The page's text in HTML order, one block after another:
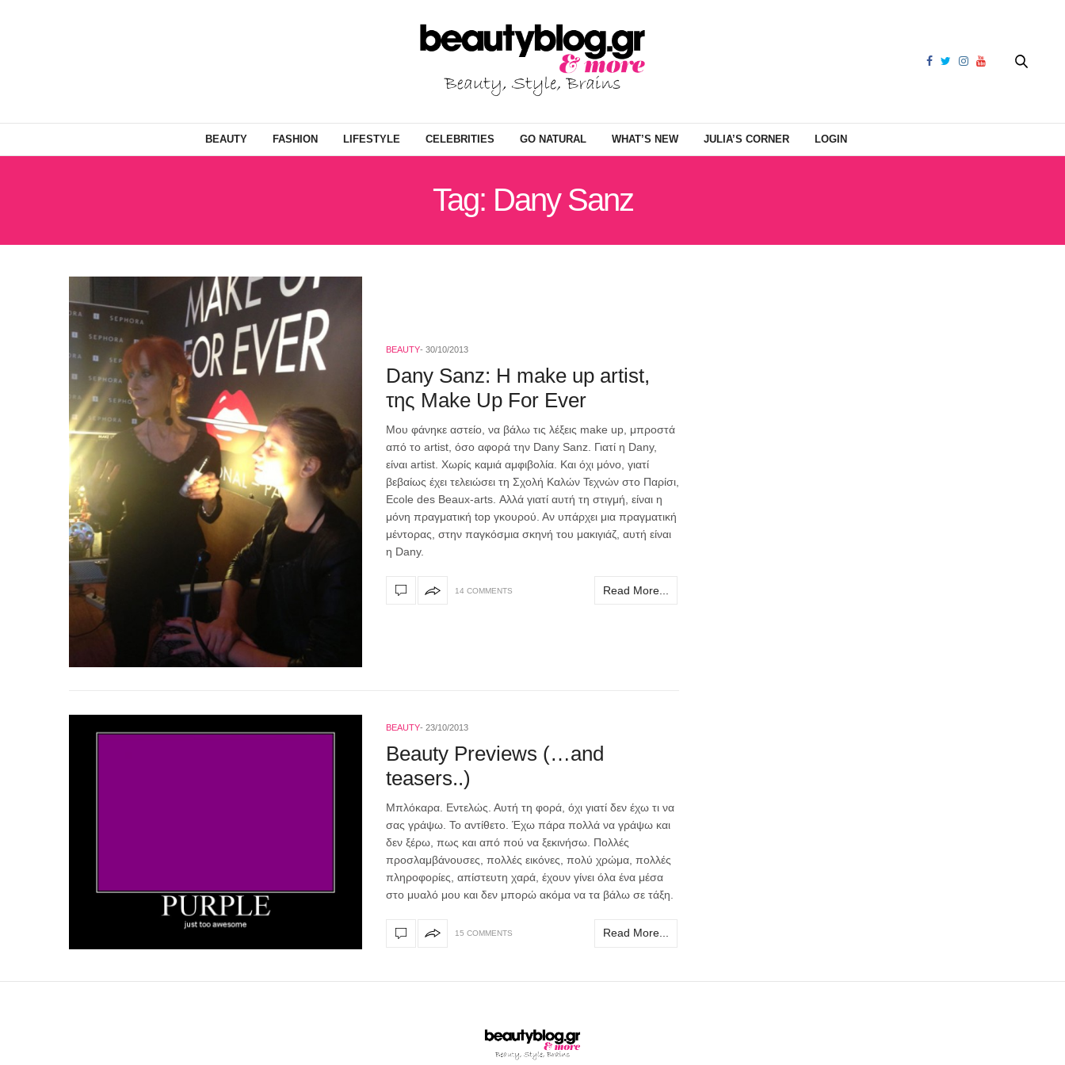
BEAUTY FASHION LIFESTYLE CELEBRITIES GO NATURAL WHAT’S NEW JULIA’S CORNER LOGIN
Tag: Dany Sanz
BEAUTY 30/10/2013
Dany Sanz: Η make up artist,
της Make Up For Ever
Μου φάνηκε αστείο, να βάλω τις λέξεις make up, μπροστά
από το artist, όσο αφορά την Dany Sanz. Γιατί η Dany,
είναι artist. Χωρίς καμιά αμφιβολία. Και όχι μόνο, γιατί
βεβαίως έχει τελειώσει τη Σχολή Καλών Τεχνών στο Παρίσι,
Ecole des Beaux-arts. Αλλά γιατί αυτή τη στιγμή, είναι η
μόνη πραγματική top γκουρού. Αν υπάρχει μια πραγματική
μέντορας, στην παγκόσμια σκηνή του μακιγιάζ, αυτή είναι
η Dany.
14 COMMENTS Read More...
BEAUTY 23/10/2013
Beauty Previews (…and
teasers..)
Mπλόκαρα. Εντελώς. Αυτή τη φορά, όχι γιατί δεν έχω τι να
σας γράψω. Το αντίθετο. Έχω πάρα πολλά να γράψω και
δεν ξέρω, πως και από πού να ξεκινήσω. Πολλές
προσλαμβάνουσες, πολλές εικόνες, πολύ χρώμα, πολλές
πληροφορίες, απίστευτη χαρά, έχουν γίνει όλα ένα μέσα
στο μυαλό μου και δεν μπορώ ακόμα να τα βάλω σε τάξη.
15 COMMENTS Read More...